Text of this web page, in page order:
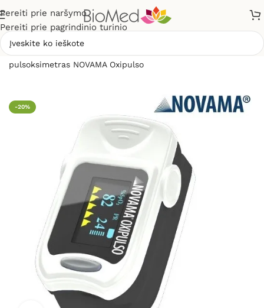
Pereiti prie naršymo
Pereiti prie pagrindinio turinio
pulsoksimetras NOVAMA Oxipulso
-20%